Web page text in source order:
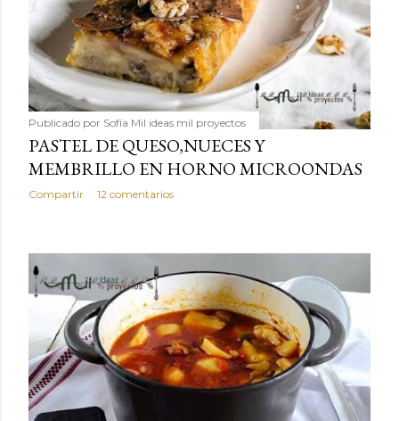
Publicado por Sofía Mil ideas mil proyectos
PASTEL DE QUESO,NUECES Y
MEMBRILLO EN HORNO MICROONDAS
Compartir 12 comentarios